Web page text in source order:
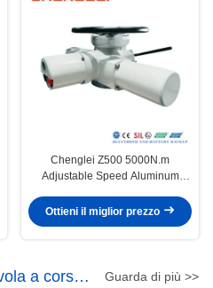
Chenglei Z500 5000N.m
Adjustable Speed Aluminum
for Valve Control
Ottieni il miglior prezzo
a corsa
Guarda di più >>